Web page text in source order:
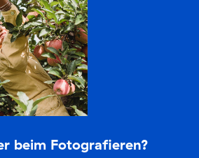
beim Fotografieren?